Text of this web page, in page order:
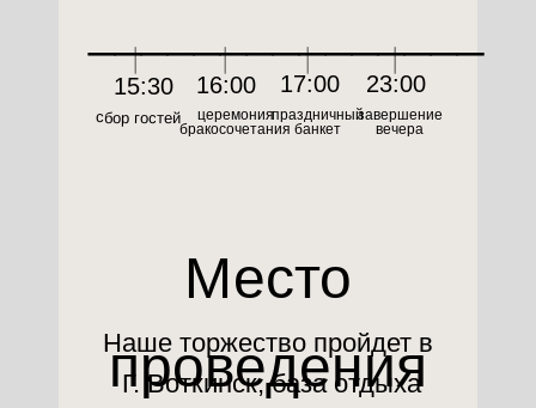
праздничный
банкет
23:00
17:00
завершение
вечера
сбор гостей
церемония
бракосочетания
15:30 16:00
Место
проведения
Наше торжество пройдет в
Г. Воткинск, база отдыха